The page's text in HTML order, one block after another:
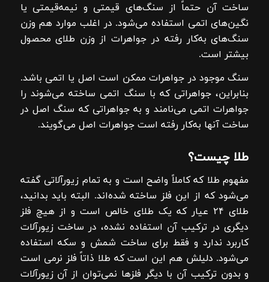
ساخت آن حتماً از سنگ‌های قیمتی و نیمه‌قیمتی یا
نگین‌های اتمی استفاده می‌شود. در اغلب موارد هم وزن
سنگ‌های به‌کار رفته در جواهرات از وزن طلای محصول
بیشتر است.
سنگ موجود در جواهرات ممکن است اصل یا اتمی باشد.
بنابراین، جواهراتی که با سنگ اتمی ساخته می‌شوند را
جواهرات اتمی می‌نامند و به جواهراتی که سنگ اصل در
ساخت آنها به‌کار رفته است جواهرات اصل می‌گویند.
طلا چیست؟
مفهوم طلا که کاملاً واضح است و به تمام زیورآلاتی گفته
می‌شود که از این فلز ساخته شده‌اند. البته باید بدانید،
طلای ۲۴ عیار که یک طلای خالص است و از هیچ فلز
دیگری در ترکیب آن استفاده نشده، در ساخت زیورآلات
کاربرد ندارد و فقط برای ساخت شمش و سکه استفاده
می‌شود. دلیلش هم این است که طلا ذاتاً فلز نرمی است
و بدون ترکیب آن با دیگر فلزها نمی‌توان از آن زیورآلات